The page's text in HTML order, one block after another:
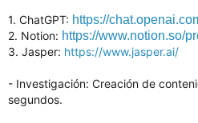
1. ChatGPT: https://
2. Notion: https://www.notion.so/
3. Jasper: https://www.jasper.ai/
- Investigación: Creación de
segundos.